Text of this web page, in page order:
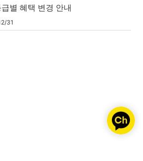
별 혜택 변경 안내
31